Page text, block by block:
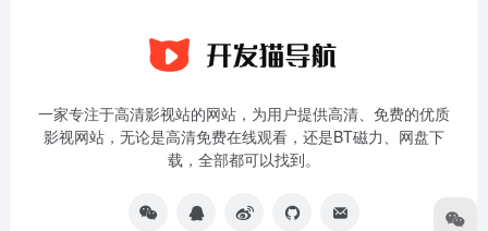
一家专注于高清影视站的网站，为用户提供高清、免费的优质
影视网站，无论是高清免费在线观看，还是BT磁力、网盘下
载，全部都可以找到。